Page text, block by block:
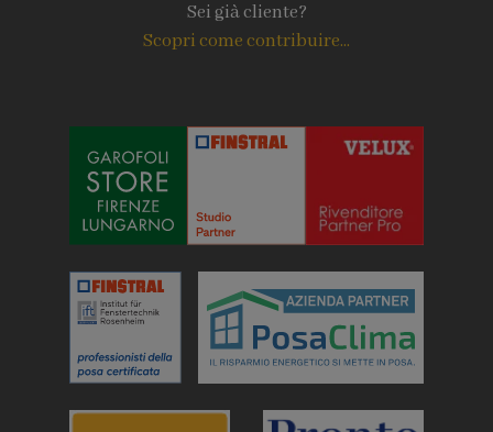
Sei già cliente?
Scopri come contribuire...